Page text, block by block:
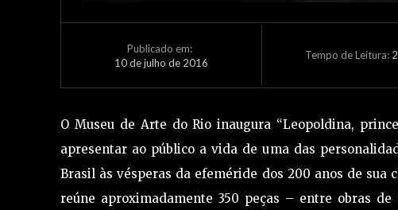
Publicado em:
10 de julho de 2016
Tempo de Leitura: 2
O Museu de Arte do Rio inaugura “Leopoldina,
apresentar ao público a vida de uma das
Brasil às vésperas da efeméride dos 200 anos de sua
reúne aproximadamente 350 peças – entre obras